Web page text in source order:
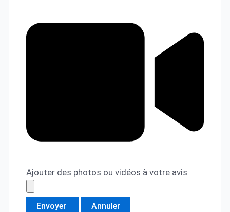
Ajouter des photos ou vidéos à votre avis
Envoyer Annuler